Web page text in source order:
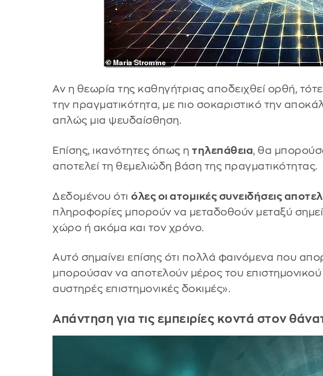
Αν η θεωρία της καθηγήτριας αποδειχθεί ορθή,
την πραγματικότητα, με πιο σοκαριστικό την
απλώς μια ψευδαίσθηση.
Επίσης, ικανότητες όπως ητηλεπάθεια, θα
αποτελεί τη θεμελιώδη βάση της πραγματικότητας.
Δεδομένου ότιόλες οι ατομικές συνειδήσεις
πληροφορίες μπορούν να μεταδοθούν μεταξύ
χώρο ή ακόμα και τον χρόνο.
Αυτό σημαίνει επίσης ότι πολλά φαινόμενα που
μπορούσαν να αποτελούν μέρος του
αυστηρές επιστημονικές δοκιμές».
Απάντηση για τις εμπειρίες κοντά στον